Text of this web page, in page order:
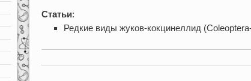
Статьи:
Редкие виды жуков-кокцинеллид